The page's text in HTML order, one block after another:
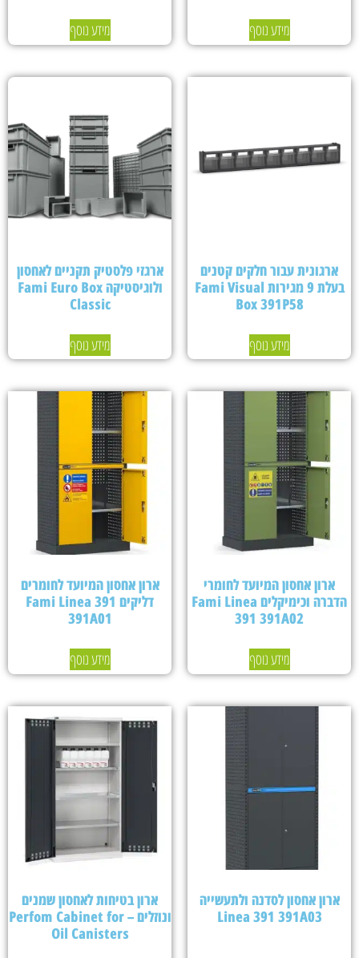
מידע נוסף מידע נוסף
ארגונית עבור חלקים קטנים
בעלת 9 מגירות Fami Visual
Box 391P58
מידע נוסף
ארגזי פלסטיק תקניים לאחסון
ולוגיסטיקה Fami Euro Box
Classic
מידע נוסף
ארון אחסון המיועד לחומרי
הדברה וכימיקלים Fami Linea
391 391A02
מידע נוסף
ארון אחסון המיועד לחומרים
דליקים Fami Linea 391
391A01
מידע נוסף
ארון אחסון לסדנה ולתעשייה
Linea 391 391A03
ארון בטיחות לאחסון שמנים
ונוזלים – Perfom Cabinet for
Oil Canisters